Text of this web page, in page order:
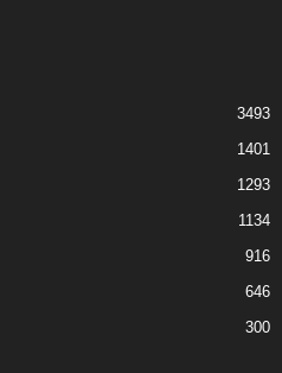
3493
1401
1293
1134
916
646
300